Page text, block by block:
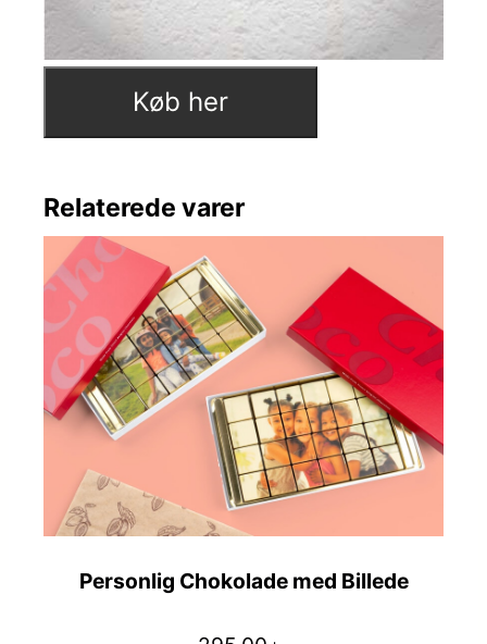
Køb her
Relaterede varer
Personlig Chokolade med Billede